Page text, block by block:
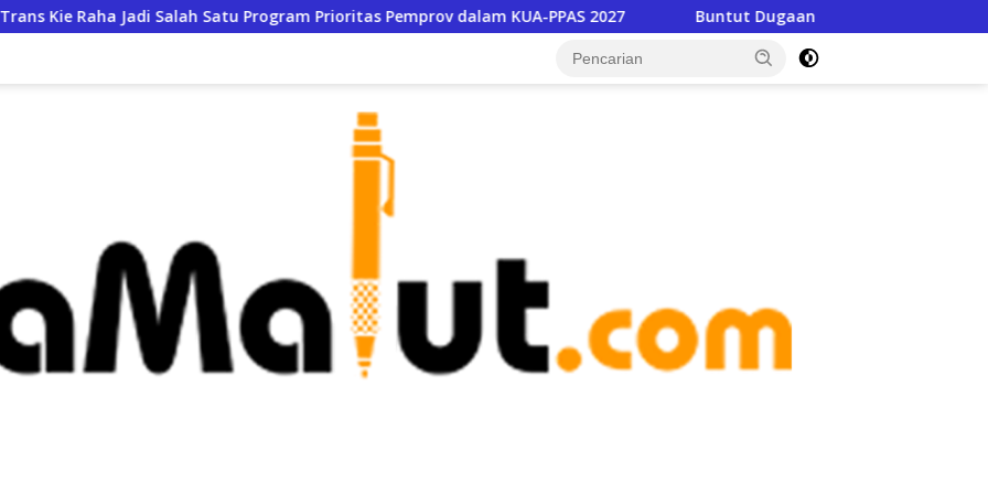
Satu Program Prioritas Pemprov dalam KUA-PPAS 2027 Buntut Dugaan Pencabulan, Dinas Pendidikan Copot